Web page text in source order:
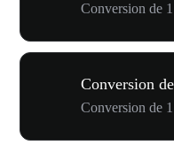
Conversion de
Conversion
Conversion de